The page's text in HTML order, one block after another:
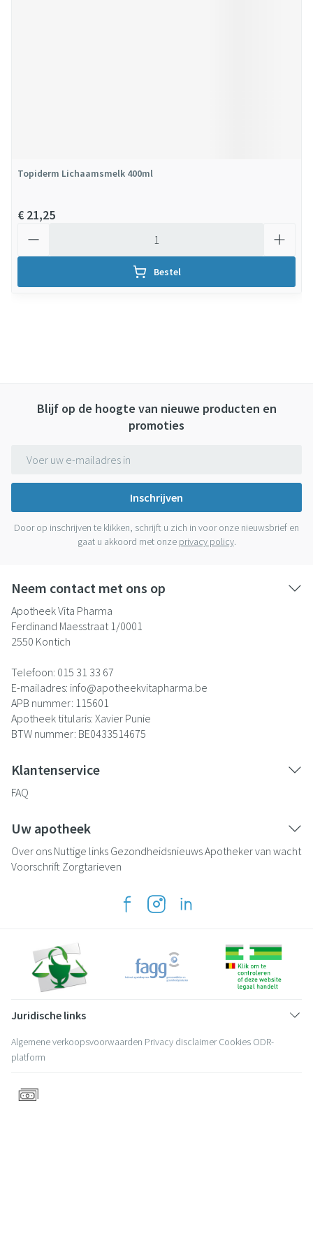
Topiderm Lichaamsmelk 400ml
€ 21,25
Bestel
Blijf op de hoogte van nieuwe producten en
promoties
Inschrijven
Door op inschrijven te klikken, schrijft u zich in voor onze nieuwsbrief en
gaat u akkoord met onze privacy policy.
Neem contact met ons op
Apotheek Vita Pharma
Ferdinand Maesstraat 1/0001
2550 Kontich
Telefoon: 015 31 33 67
E-mailadres: info@apotheekvitapharma.be
APB nummer: 115601
Apotheek titularis: Xavier Punie
BTW nummer: BE0433514675
Klantenservice
FAQ
Uw apotheek
Over ons Nuttige links GezondheidsnieuwsApotheker van wacht
Voorschrift Zorgtarieven
Juridische links
Algemene verkoopsvoorwaarden Privacy disclaimer Cookies ODR-
platform